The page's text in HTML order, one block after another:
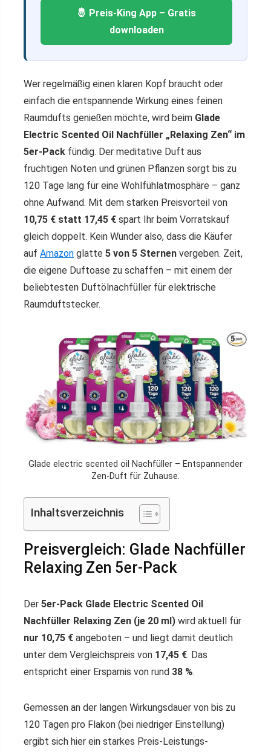
🤴 Preis-King App – Gratis
downloaden
Wer regelmäßig einen klaren Kopf braucht oder
einfach die entspannende Wirkung eines feinen
Raumdufts genießen möchte, wird beim Glade
Electric Scented Oil Nachfüller „Relaxing Zen“ im
5er-Pack fündig. Der meditative Duft aus
fruchtigen Noten und grünen Pflanzen sorgt bis zu
120 Tage lang für eine Wohlfühlatmosphäre – ganz
ohne Aufwand. Mit dem starken Preisvorteil von
10,75 € statt 17,45 € spart Ihr beim Vorratskauf
gleich doppelt. Kein Wunder also, dass die Käufer
auf Amazon glatte 5 von 5 Sternen vergeben. Zeit,
die eigene Duftoase zu schaffen – mit einem der
beliebtesten Duftölnachfüller für elektrische
Raumduftstecker.
Glade electric scented oil Nachfüller – Entspannender
Zen-Duft für Zuhause.
Inhaltsverzeichnis
Preisvergleich: Glade Nachfüller
Relaxing Zen 5er-Pack
Der 5er-Pack Glade Electric Scented Oil
Nachfüller Relaxing Zen (je 20 ml) wird aktuell für
nur 10,75 € angeboten – und liegt damit deutlich
unter dem Vergleichspreis von 17,45 €. Das
entspricht einer Ersparnis von rund 38 %.
Gemessen an der langen Wirkungsdauer von bis zu
120 Tagen pro Flakon (bei niedriger Einstellung)
ergibt sich hier ein starkes Preis-Leistungs-